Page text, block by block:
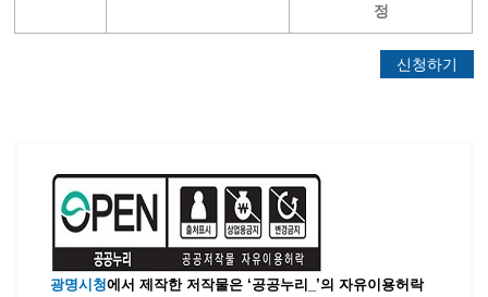
정
신청하기
광명시청에서 제작한 저작물은 ‘공공누리_’의 자유이용허락